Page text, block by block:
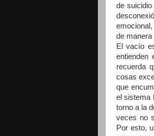
de
de manera
El vacío
entienden
recuerda
cosas
que
el sistema
torno a la
veces no
Por esto,